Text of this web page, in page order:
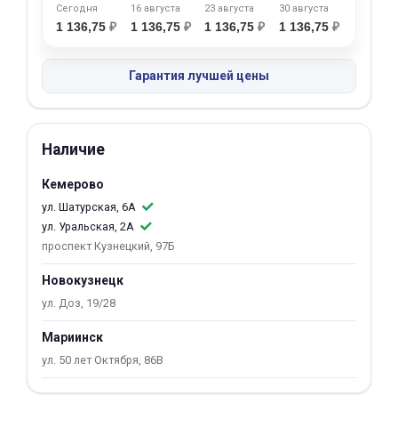
Сегодня
1 136,75 ₽
16 августа
1 136,75 ₽
23 августа
1 136,75 ₽
30 августа
1 136,75 ₽
Гарантия лучшей цены
Наличие
Кемерово
ул. Шатурская, 6А
ул. Уральская, 2А
проспект Кузнецкий, 97Б
Новокузнецк
ул. Доз, 19/28
Мариинск
ул. 50 лет Октября, 86В
25% картой любого банка
Получайте товар
выбранный способом
Оставшиеся
по25%
Подробнее
об оплате Плайтом
25